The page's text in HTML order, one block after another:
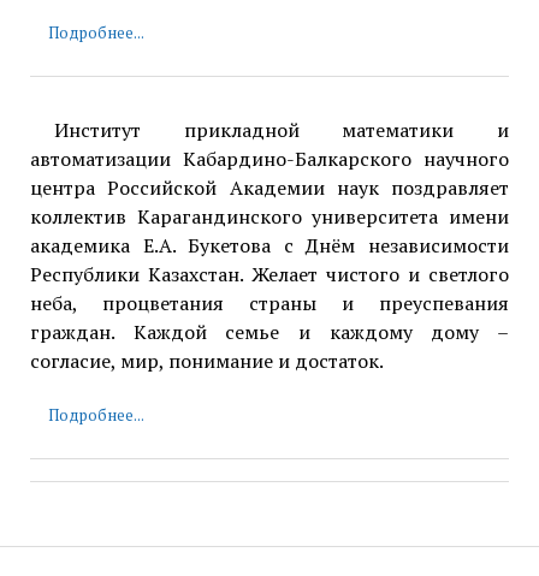
Подробнее...
Институт прикладной математики и
автоматизации Кабардино-Балкарского научного
центра Российской Академии наук поздравляет
коллектив Карагандинского университета имени
академика Е.А. Букетова с Днём независимости
Республики Казахстан. Желает чистого и светлого
неба, процветания страны и преуспевания
граждан. Каждой семье и каждому дому –
согласие, мир, понимание и достаток.
Подробнее...